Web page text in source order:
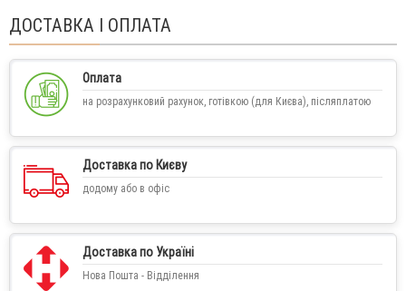
ДОСТАВКА І ОПЛАТА
Оплата
на розрахунковий рахунок, готівкою (для Києва), післяплатою
Доставка по Києву
додому або в офіс
Доставка по Україні
Нова Пошта - Відділення